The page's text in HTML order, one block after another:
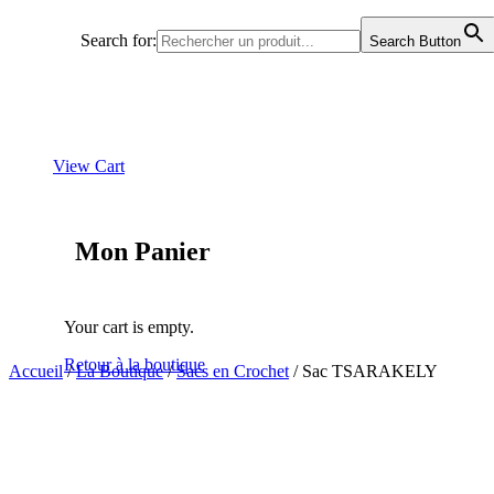
Search for: Search Button
View Cart
Mon Panier
Your cart is empty.
Retour à la boutique
Accueil/La Boutique/Sacs en Crochet / Sac TSARAKELY